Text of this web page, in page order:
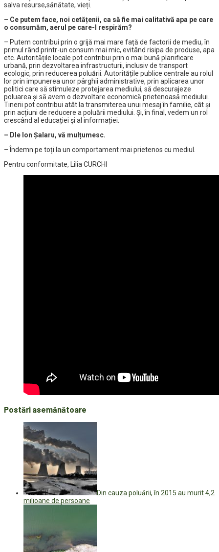
salva resurse,sănătate, vieți.
– Ce putem face, noi cetățenii, ca să fie mai calitativă apa pe care
o consumăm, aerul pe care-l respirăm?
– Putem contribui prin o grijă mai mare față de factorii de mediu, în
primul rând printr-un consum mai mic, evitând risipa de produse, apa
etc. Autoritățile locale pot contribui prin o mai bună planificare
urbană, prin dezvoltarea infrastructurii, inclusiv de transport
ecologic, prin reducerea poluării. Autoritățile publice centrale au rolul
lor prin impunerea unor pârghii administrative, prin aplicarea unor
politici care să stimuleze protejarea mediului, să descurajeze
poluarea și să avem o dezvoltare economică prietenoasă mediului.
Tinerii pot contribui atât la transmiterea unui mesaj în familie, cât și
prin acțiuni de reducere a poluării mediului. Și, în final, vedem un rol
crescând al educației și al informației.
– Dle Ion Șalaru, vă mulțumesc.
– Îndemn pe toți la un comportament mai prietenos cu mediul.
Pentru conformitate, Lilia CURCHI
Postări asemănătoare
Din cauza poluării, în 2015 au murit 4,2
milioane de persoane